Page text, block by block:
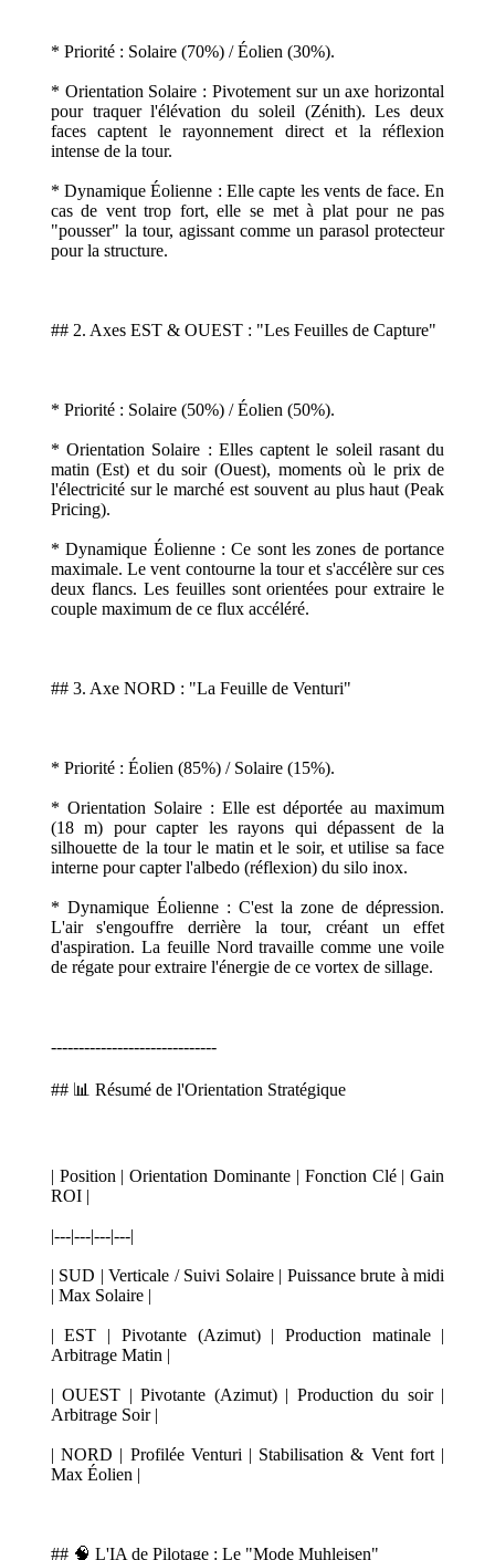
* Priorité : Solaire (70%) / Éolien (30%).
* Orientation Solaire : Pivotement sur un axe horizontal
pour traquer l'élévation du soleil (Zénith). Les deux
faces captent le rayonnement direct et la réflexion
intense de la tour.
* Dynamique Éolienne : Elle capte les vents de face. En
cas de vent trop fort, elle se met à plat pour ne pas
"pousser" la tour, agissant comme un parasol protecteur
pour la structure.
## 2. Axes EST & OUEST : "Les Feuilles de Capture"
* Priorité : Solaire (50%) / Éolien (50%).
* Orientation Solaire : Elles captent le soleil rasant du
matin (Est) et du soir (Ouest), moments où le prix de
l'électricité sur le marché est souvent au plus haut (Peak
Pricing).
* Dynamique Éolienne : Ce sont les zones de portance
maximale. Le vent contourne la tour et s'accélère sur ces
deux flancs. Les feuilles sont orientées pour extraire le
couple maximum de ce flux accéléré.
## 3. Axe NORD : "La Feuille de Venturi"
* Priorité : Éolien (85%) / Solaire (15%).
* Orientation Solaire : Elle est déportée au maximum
(18 m) pour capter les rayons qui dépassent de la
silhouette de la tour le matin et le soir, et utilise sa face
interne pour capter l'albedo (réflexion) du silo inox.
* Dynamique Éolienne : C'est la zone de dépression.
L'air s'engouffre derrière la tour, créant un effet
d'aspiration. La feuille Nord travaille comme une voile
de régate pour extraire l'énergie de ce vortex de sillage.
------------------------------
## 📊 Résumé de l'Orientation Stratégique
| Position | Orientation Dominante | Fonction Clé | Gain
ROI |
|---|---|---|---|
| SUD | Verticale / Suivi Solaire | Puissance brute à midi
| Max Solaire |
| EST | Pivotante (Azimut) | Production matinale |
Arbitrage Matin |
| OUEST | Pivotante (Azimut) | Production du soir |
Arbitrage Soir |
| NORD | Profilée Venturi | Stabilisation & Vent fort |
Max Éolien |
## 🧠 L'IA de Pilotage : Le "Mode Muhleisen"